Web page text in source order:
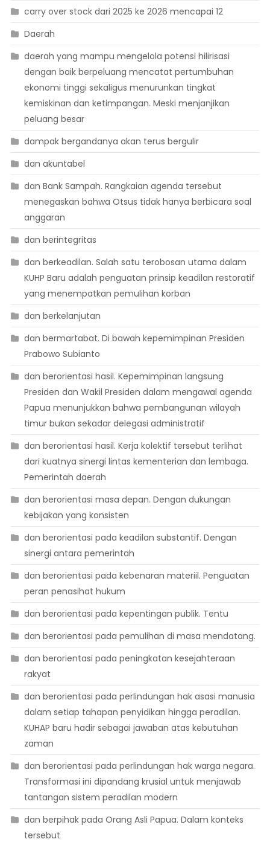
carry over stock dari 2025 ke 2026 mencapai 12
Daerah
daerah yang mampu mengelola potensi hilirisasi
dengan baik berpeluang mencatat pertumbuhan
ekonomi tinggi sekaligus menurunkan tingkat
kemiskinan dan ketimpangan. Meski menjanjikan
peluang besar
dampak bergandanya akan terus bergulir
dan akuntabel
dan Bank Sampah. Rangkaian agenda tersebut
menegaskan bahwa Otsus tidak hanya berbicara soal
anggaran
dan berintegritas
dan berkeadilan. Salah satu terobosan utama dalam
KUHP Baru adalah penguatan prinsip keadilan restoratif
yang menempatkan pemulihan korban
dan berkelanjutan
dan bermartabat. Di bawah kepemimpinan Presiden
Prabowo Subianto
dan berorientasi hasil. Kepemimpinan langsung
Presiden dan Wakil Presiden dalam mengawal agenda
Papua menunjukkan bahwa pembangunan wilayah
timur bukan sekadar delegasi administratif
dan berorientasi hasil. Kerja kolektif tersebut terlihat
dari kuatnya sinergi lintas kementerian dan lembaga.
Pemerintah daerah
dan berorientasi masa depan. Dengan dukungan
kebijakan yang konsisten
dan berorientasi pada keadilan substantif. Dengan
sinergi antara pemerintah
dan berorientasi pada kebenaran materiil. Penguatan
peran penasihat hukum
dan berorientasi pada kepentingan publik. Tentu
dan berorientasi pada pemulihan di masa mendatang.
dan berorientasi pada peningkatan kesejahteraan
rakyat
dan berorientasi pada perlindungan hak asasi manusia
dalam setiap tahapan penyidikan hingga peradilan.
KUHAP baru hadir sebagai jawaban atas kebutuhan
zaman
dan berorientasi pada perlindungan hak warga negara.
Transformasi ini dipandang krusial untuk menjawab
tantangan sistem peradilan modern
dan berpihak pada Orang Asli Papua. Dalam konteks
tersebut